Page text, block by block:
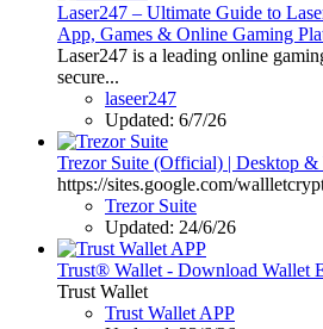
Laser247 – Ultimate Guide to
App, Games & Online Gaming
Laser247 is a leading online
secure...
laseer247
Updated: 6/7/26
Trezor Suite (Official) | Desktop
https://sites.google.com/
Trezor Suite
Updated: 24/6/26
Trust® Wallet - Download Wallet
Trust Wallet
Trust Wallet APP